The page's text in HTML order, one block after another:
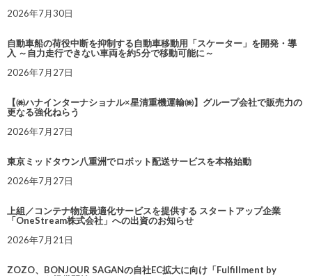
2026年7月30日
自動車船の荷役中断を抑制する自動車移動用「スケーター」を開発・導
入 ～自力走行できない車両を約5分で移動可能に～
2026年7月27日
【㈱ハナインターナショナル×星清重機運輸㈱】グループ会社で販売力の
更なる強化ねらう
2026年7月27日
東京ミッドタウン八重洲でロボット配送サービスを本格始動
2026年7月27日
上組／コンテナ物流最適化サービスを提供する スタートアップ企業
「OneStream株式会社」への出資のお知らせ
2026年7月21日
ZOZO、BONJOUR SAGANの自社EC拡大に向け「Fulfillment by